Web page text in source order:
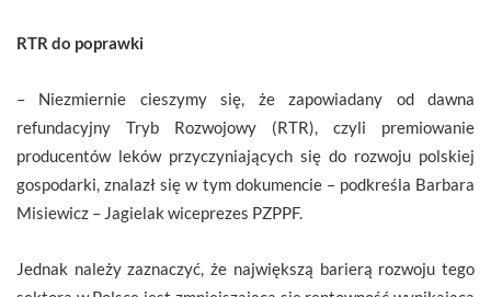
RTR do poprawki
– Niezmiernie cieszymy się, że zapowiadany od dawna
refundacyjny Tryb Rozwojowy (RTR), czyli premiowanie
producentów leków przyczyniających się do rozwoju polskiej
gospodarki, znalazł się w tym dokumencie – podkreśla Barbara
Misiewicz – Jagielak wiceprezes PZPPF.
Jednak należy zaznaczyć, że największą barierą rozwoju tego